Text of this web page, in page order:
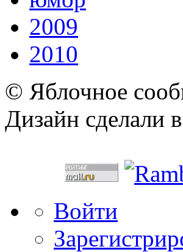
2009
2010
© Яблочное
Дизайн сделали в
Войти